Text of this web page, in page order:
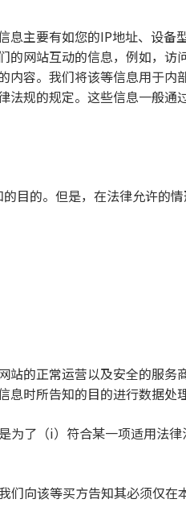
主要有如您的IP地址、设备
的网站互动的信息，例如，
容。我们将该等信息用于内
法规的规定。这些信息一般
目的。但是，在法律允许的
的正常运营以及安全的服务
时所告知的目的进行数据处
为了（i）符合某一项适用法
向该等买方告知其必须仅